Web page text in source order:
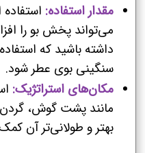
مقدار استفاده:
می‌تواند پخش بو را
داشته باشید که
سنگینی بوی عطر شود.
مکان‌های استراتژیک:
مانند پشت گوش،
بهتر و طولانی‌تر آن